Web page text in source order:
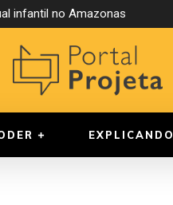
infantil no Amazonas
EXPLICANDO